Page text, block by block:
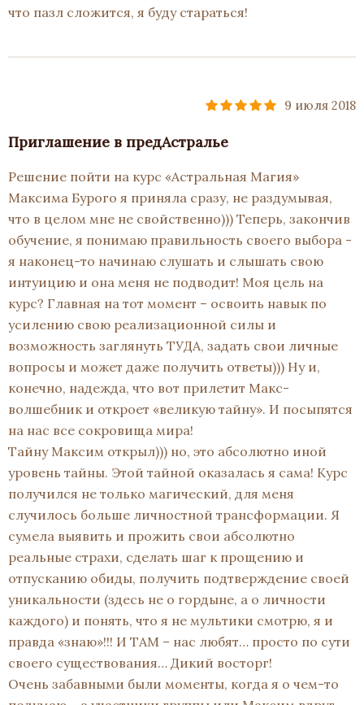
что пазл сложится, я буду стараться!
9 июля 2018
Приглашение в предАстралье
Решение пойти на курс «Астральная Магия»
Максима Бурого я приняла сразу, не раздумывая,
что в целом мне не свойственно))) Теперь, закончив
обучение, я понимаю правильность своего выбора -
я наконец-то начинаю слушать и слышать свою
интуицию и она меня не подводит! Моя цель на
курс? Главная на тот момент – освоить навык по
усилению свою реализационной силы и
возможность заглянуть ТУДА, задать свои личные
вопросы и может даже получить ответы))) Ну и,
конечно, надежда, что вот прилетит Макс-
волшебник и откроет «великую тайну». И посыпятся
на нас все сокровища мира!
Тайну Максим открыл))) но, это абсолютно иной
уровень тайны. Этой тайной оказалась я сама! Курс
получился не только магический, для меня
случилось больше личностной трансформации. Я
сумела выявить и прожить свои абсолютно
реальные страхи, сделать шаг к прощению и
отпусканию обиды, получить подтверждение своей
уникальности (здесь не о гордыне, а о личности
каждого) и понять, что я не мультики смотрю, я и
правда «знаю»!!! И ТАМ – нас любят… просто по сути
своего существования… Дикий восторг!
Очень забавными были моменты, когда я о чем-то